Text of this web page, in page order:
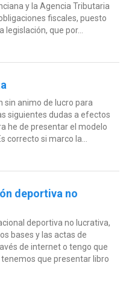
y la Agencia Tributaria
fiscales, puesto
que por...
sin animo de lucro para
siguientes dudas a efectos
he de presentar el modelo
correcto si marco la...
deportiva no
deportiva no lucrativa,
bases y las actas de
de internet o tengo que
que presentar libro